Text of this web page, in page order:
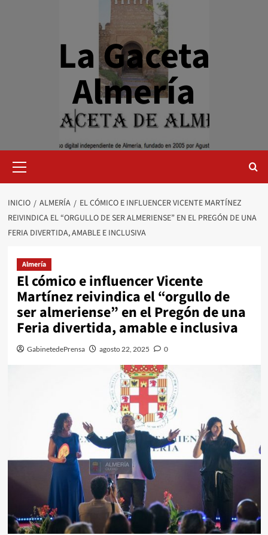
La Gaceta
Almería
primario
INICIO ALMERÍA
EL CÓMICO E INFLUENCER VICENTE MARTÍNEZ
REIVINDICA EL “ORGULLO DE SER ALMERIENSE” EN EL PREGÓN DE UNA
FERIA DIVERTIDA, AMABLE E INCLUSIVA
Almería
El cómico e influencer Vicente
Martínez reivindica el “orgullo de
ser almeriense” en el Pregón de una
Feria divertida, amable e inclusiva
GabinetedePrensa agosto 22, 2025 0